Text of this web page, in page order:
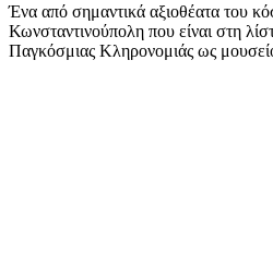
Ένα από σημαντικά αξιοθέατα του
Κωνσταντινούπολη που είναι στη
Παγκόσμιας Κληρονομιάς ως